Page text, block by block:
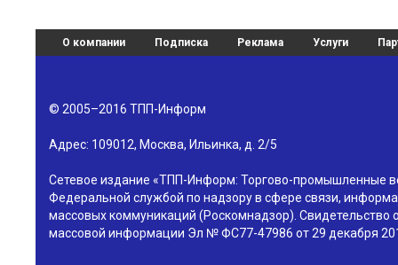
О компании Подписка Реклама Услуги
© 2005–2016 ТПП-Информ
Адрес: 109012, Москва, Ильинка, д. 2/5
Сетевое издание «ТПП-Информ: Торгово-промышленные
Федеральной службой по надзору в сфере связи,
массовых коммуникаций (Роскомнадзор). Свидетельство
массовой информации Эл № ФС77-47986 от 29 декабря